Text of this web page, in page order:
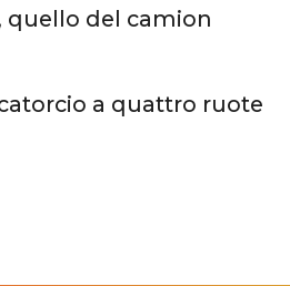
quello del camion
a quattro ruote